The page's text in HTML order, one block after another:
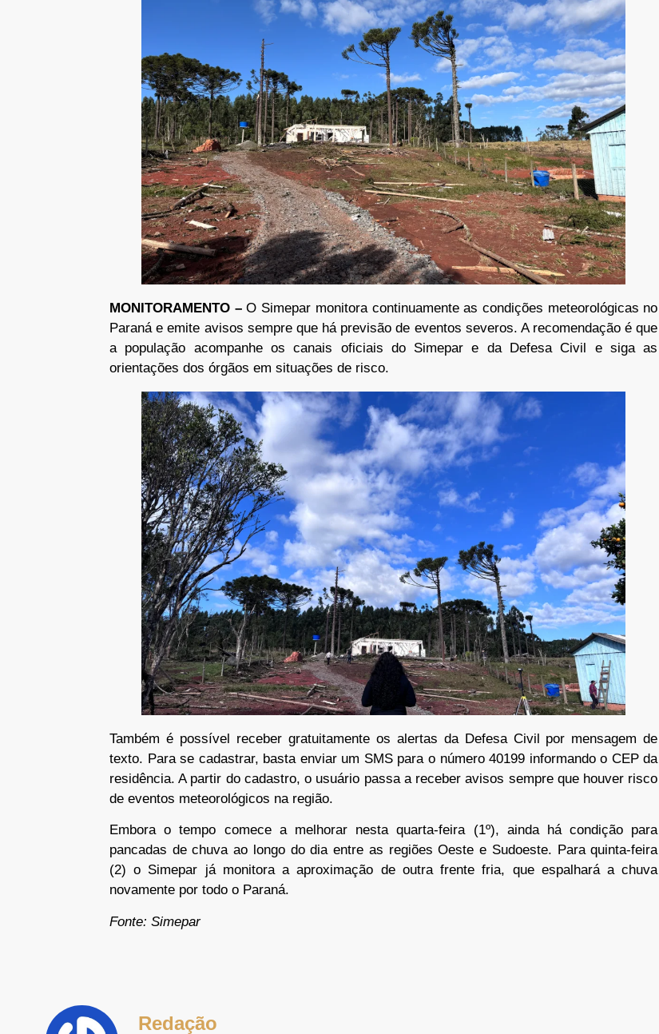
MONITORAMENTO –O Simepar monitora continuamente as condições meteorológicas no
Paraná e emite avisos sempre que há previsão de eventos severos. A recomendação é que
a população acompanhe os canais oficiais do Simepar e da Defesa Civil e siga as
orientações dos órgãos em situações de risco.
Também é possível receber gratuitamente os alertas da Defesa Civil por mensagem de
texto. Para se cadastrar, basta enviar um SMS para o número 40199 informando o CEP da
residência. A partir do cadastro, o usuário passa a receber avisos sempre que houver risco
de eventos meteorológicos na região.
Embora o tempo comece a melhorar nesta quarta-feira (1º), ainda há condição para
pancadas de chuva ao longo do dia entre as regiões Oeste e Sudoeste. Para quinta-feira
(2) o Simepar já monitora a aproximação de outra frente fria, que espalhará a chuva
novamente por todo o Paraná.
Fonte: Simepar
Redação